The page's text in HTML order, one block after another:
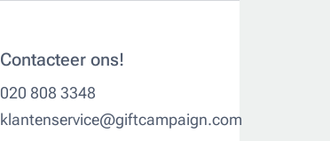
Contacteer ons!
020 808 3348
klantenservice@giftcampaign.com